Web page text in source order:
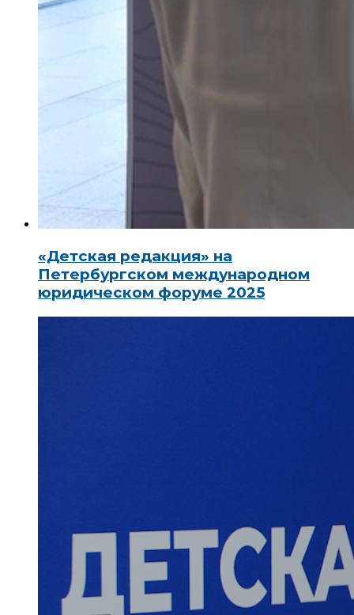
«Детская редакция» на
Петербургском международном
юридическом форуме 2025